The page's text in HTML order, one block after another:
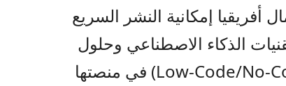
إمكانية النشر السريع
الذكاء الاصطناعي وحلول
في منصتها